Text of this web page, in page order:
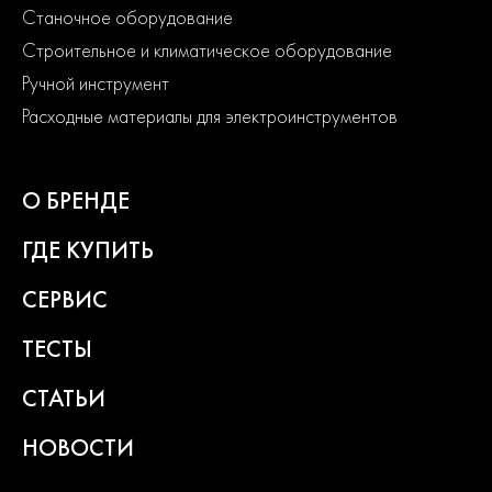
Где купить Устройство пуско-зарядное EBC 30/120
Станочное оборудование
Строительное и климатическое оборудование
Ручной инструмент
Расходные материалы для электроинструментов
О БРЕНДЕ
ГДЕ КУПИТЬ
СЕРВИС
ТЕСТЫ
СТАТЬИ
НОВОСТИ